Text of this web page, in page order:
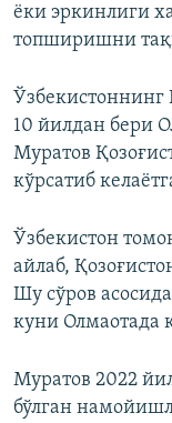
ёки эркинлиги
топширишни
Ўзбекистоннинг
10 йилдан бери
Муратов
кўрсатиб
Ўзбекистон
айлаб,
Шу сўров
куни Олмаотада
Муратов 2022
бўлган